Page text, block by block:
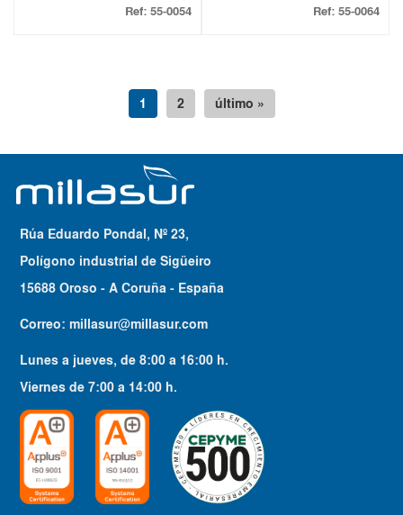
Ref: 55-0054 Ref: 55-0064
1 2 último »
Rúa Eduardo Pondal, Nº 23,
Polígono industrial de Sigüeiro
15688 Oroso - A Coruña - España
Correo:millasur@millasur.com
Lunes a jueves, de8:00 a 16:00 h.
Viernes de7:00 a 14:00 h.